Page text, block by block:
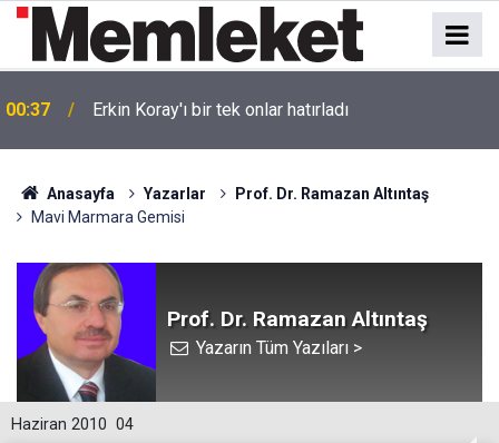
00:37 Erkin Koray'ı bir tek onlar hatırladı
Anasayfa Yazarlar
Prof. Dr. Ramazan Altıntaş
Mavi Marmara Gemisi
Prof. Dr. Ramazan Altıntaş
Yazarın Tüm Yazıları >
04
Haziran 2010